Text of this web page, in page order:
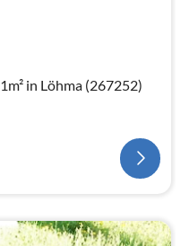
in Löhma (267252)